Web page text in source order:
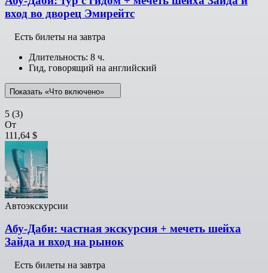
вход во дворец Эмирейтс
Есть билеты на завтра
Длительность: 8 ч.
Гид, говорящий на английский
Показать «Что включено»
5 (3)
От
111,64 $
Автоэкскурсии
Абу-Даби: частная экскурсия + мечеть шейха
Зайда и вход на рынок
Есть билеты на завтра